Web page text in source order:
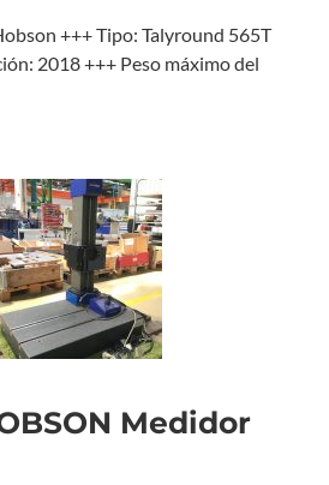
+++ Tipo: Talyround 565T
2018 +++ Peso máximo del
Medidor